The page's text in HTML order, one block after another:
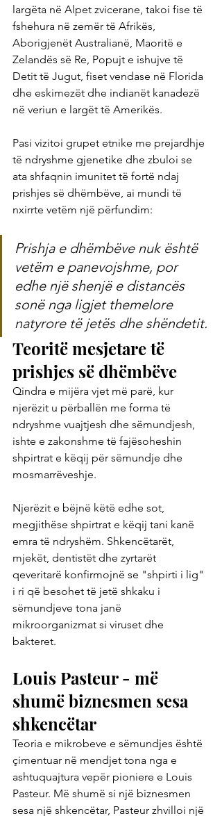
largëta në Alpet zvicerane, takoi fise të
fshehura në zemër të Afrikës,
Aborigjenët Australianë, Maoritë e
Zelandës së Re, Popujt e ishujve të
Detit të Jugut, fiset vendase në Florida
dhe eskimezët dhe indianët kanadezë
në veriun e largët të Amerikës.
Pasi vizitoi grupet etnike me prejardhje
të ndryshme gjenetike dhe zbuloi se
ata shfaqnin imunitet të fortë ndaj
prishjes së dhëmbëve, ai mundi të
nxirrte vetëm një përfundim:
Prishja e dhëmbëve nuk është
vetëm e panevojshme, por
edhe një shenjë e distancës
sonë nga ligjet themelore
natyrore të jetës dhe shëndetit.
Teoritë mesjetare të
prishjes së dhëmbëve
Qindra e mijëra vjet më parë, kur
njerëzit u përballën me forma të
ndryshme vuajtjesh dhe sëmundjesh,
ishte e zakonshme të fajësoheshin
shpirtrat e këqij për sëmundje dhe
mosmarrëveshje.
Njerëzit e bëjnë këtë edhe sot,
megjithëse shpirtrat e këqij tani kanë
emra të ndryshëm. Shkencëtarët,
mjekët, dentistët dhe zyrtarët
qeveritarë konfirmojnë se "shpirti i lig"
i ri që besohet të jetë shkaku i
sëmundjeve tona janë
mikroorganizmat si viruset dhe
bakteret.
Louis Pasteur - më
shumë biznesmen sesa
shkencëtar
Teoria e mikrobeve e sëmundjes është
çimentuar në mendjet tona nga e
ashtuquajtura vepër pioniere e Louis
Pasteur. Më shumë si një biznesmen
sesa një shkencëtar, Pasteur zhvilloi një